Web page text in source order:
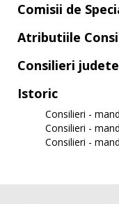
Comisii de
Atributiile
Consilieri
Istoric
Consilieri -
Consilieri -
Consilieri -